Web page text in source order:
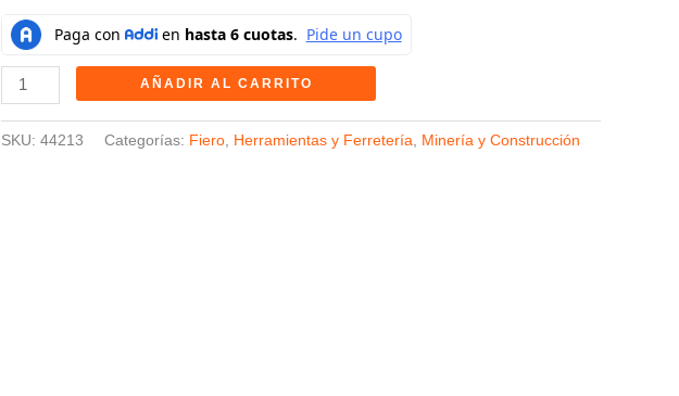
M
FIERO
cantidad
AÑADIR AL CARRITO
SKU: 44213 Categorías: Fiero, Herramientas y Ferretería, Minería y Construcción